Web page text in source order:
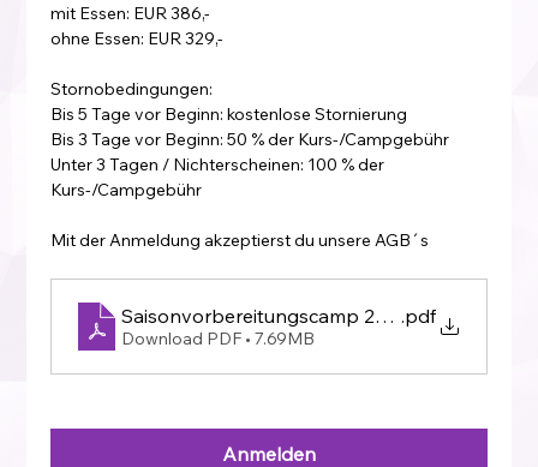
mit Essen: EUR 386,-
ohne Essen: EUR 329,-
Stornobedingungen:
Bis 5 Tage vor Beginn: kostenlose Stornierung
Bis 3 Tage vor Beginn: 50 % der Kurs-/Campgebühr
Unter 3 Tagen / Nichterscheinen: 100 % der
Kurs-/Campgebühr
Mit der Anmeldung akzeptierst du unsere AGB´s
Saisonvorbereitungscamp 2027.pdf
Download PDF • 7.69MB
Anmelden